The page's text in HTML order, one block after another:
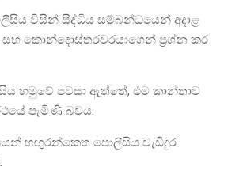
විසින් සිද්ධිය සම්බන්ධයෙන් අදාළ
සහ කොන්දොස්තරවරයාගෙන් ප්‍රශ්න කර
හමුවේ පවසා ඇත්තේ, එම කාන්තාව
පැමිණි බවය.
හඟුරන්කෙත පොලීසිය වැඩිදුර